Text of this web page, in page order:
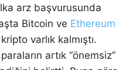
arz başvurusunda
Bitcoin ve Ethereum
varlık kalmıştı.
artık “önemsiz”